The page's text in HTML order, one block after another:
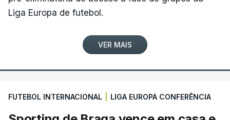
Liga Europa de futebol.
VER MAIS
FUTEBOL INTERNACIONAL LIGA EUROPA CONFERÊNCIA